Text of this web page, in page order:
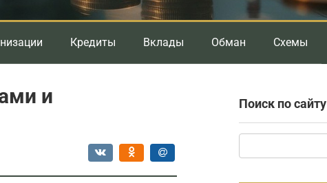
Кредиты Вклады Обман Схемы
и
Поиск по сайту